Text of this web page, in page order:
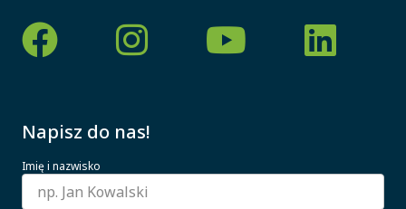
Napisz do nas!
Imię i nazwisko